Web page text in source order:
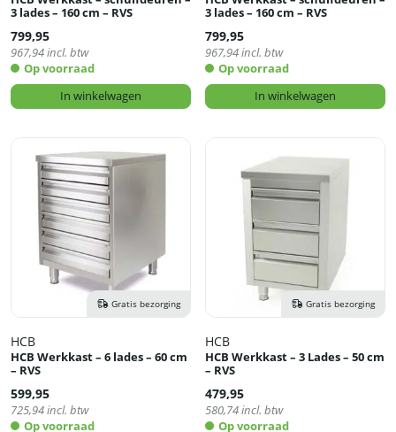
3 lades – 160 cm – RVS
799,95
967,94incl. btw
Op voorraad
In winkelwagen
3 lades – 160 cm – RVS
799,95
967,94incl. btw
Op voorraad
In winkelwagen
Gratis bezorging
HCB
HCB Werkkast – 6 lades – 60 cm
– RVS
599,95
725,94incl. btw
Op voorraad
Gratis bezorging
HCB
HCB Werkkast – 3 Lades – 50 cm
– RVS
479,95
580,74incl. btw
Op voorraad